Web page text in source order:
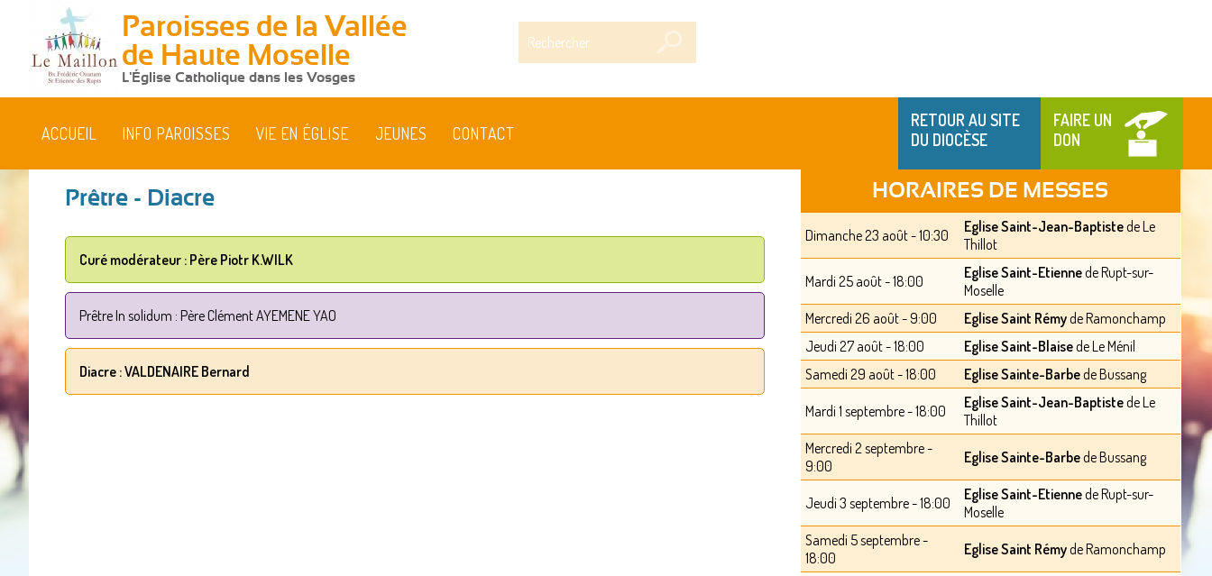
Paroisses de la Vallée
de Haute Moselle
L'Église Catholique dans les Vosges
RETOUR AU SITE
DU DIOCÈSE
FAIRE UN
DON
ACCUEIL INFO PAROISSES VIE EN ÉGLISE JEUNES CONTACT
Prêtre - Diacre
Curé modérateur : Père Piotr K.WILK
Prêtre In solidum : Père Clément AYEMENE YAO
Diacre : VALDENAIRE Bernard
HORAIRES DE MESSES
Dimanche 23 août - 10:30 Eglise Saint-Jean-Baptistede Le
Thillot
Mardi 25 août - 18:00 Eglise Saint-Etiennede Rupt-sur-
Moselle
Mercredi 26 août - 9:00
Eglise Saint Rémyde Ramonchamp
Jeudi 27 août - 18:00
Eglise Saint-Blaisede Le Ménil
Samedi 29 août - 18:00
Eglise Sainte-Barbede Bussang
Mardi 1 septembre - 18:00 Eglise Saint-Jean-Baptistede Le
Thillot
Mercredi 2 septembre -
9:00
Eglise Sainte-Barbede Bussang
Jeudi 3 septembre - 18:00 Eglise Saint-Etiennede Rupt-sur-
Moselle
Samedi 5 septembre -
18:00
Eglise Saint Rémyde Ramonchamp